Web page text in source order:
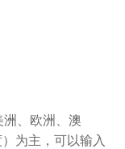
、欧洲、澳
为主，可以输入